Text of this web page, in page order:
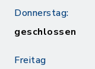
Donnerstag:
geschlossen
Freitag